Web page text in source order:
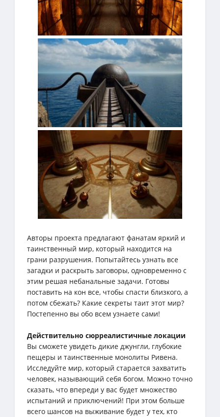
Авторы проекта предлагают фанатам яркий и
таинственный мир, который находится на
грани разрушения. Попытайтесь узнать все
загадки и раскрыть заговоры, одновременно с
этим решая небанальные задачи. Готовы
поставить на кон все, чтобы спасти близкого, а
потом сбежать? Какие секреты таит этот мир?
Постепенно вы обо всем узнаете сами!
Действительно сюрреалистичные локации
Вы сможете увидеть дикие джунгли, глубокие
пещеры и таинственные монолиты Ривена.
Исследуйте мир, который старается захватить
человек, называющий себя богом. Можно точно
сказать, что впереди у вас будет множество
испытаний и приключений! При этом больше
всего шансов на выживание будет у тех, кто